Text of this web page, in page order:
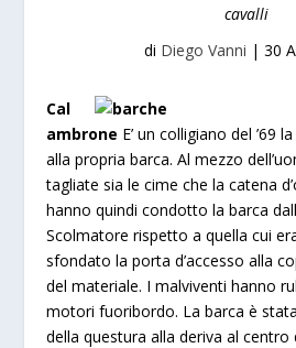
cavalli
di Diego Vanni | 30
Cal
ambrone E’ un colligiano del ’69
alla propria barca. Al mezzo
tagliate sia le cime che la catena
hanno quindi condotto la barca
Scolmatore rispetto a quella cui
sfondato la porta d’accesso alla
del materiale. I malviventi hanno
motori fuoribordo. La barca è
della questura alla deriva al